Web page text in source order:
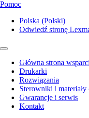
Pomoc
Polska (Polski)
Odwiedź stronę
Główna strona
Drukarki
Rozwiązania
Sterowniki i materiały
Gwarancje i serwis
Kontakt